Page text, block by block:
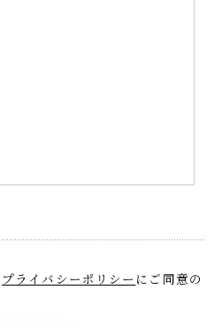
プライバシーポリシー にご同意の